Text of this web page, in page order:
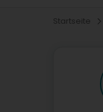
Startseite